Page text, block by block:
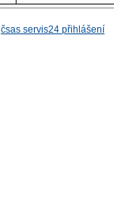
čsas servis24 přihlášení